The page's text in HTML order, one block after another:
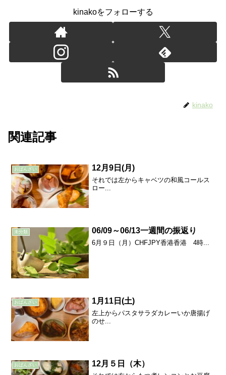
kinakoをフォローする
kinako
関連記事
おばんざい 12月9日(月)
それでは左からキャベツの和風コールス
ロー...
未分類 06/09～06/13一週間の振返り
6月９日（月）CHFJPY香港香港 4時...
おばんざい 1月11日(土)
左上からパスタサラダカレーいか唐揚げ
のせ...
おばんざい 12月５日（木）